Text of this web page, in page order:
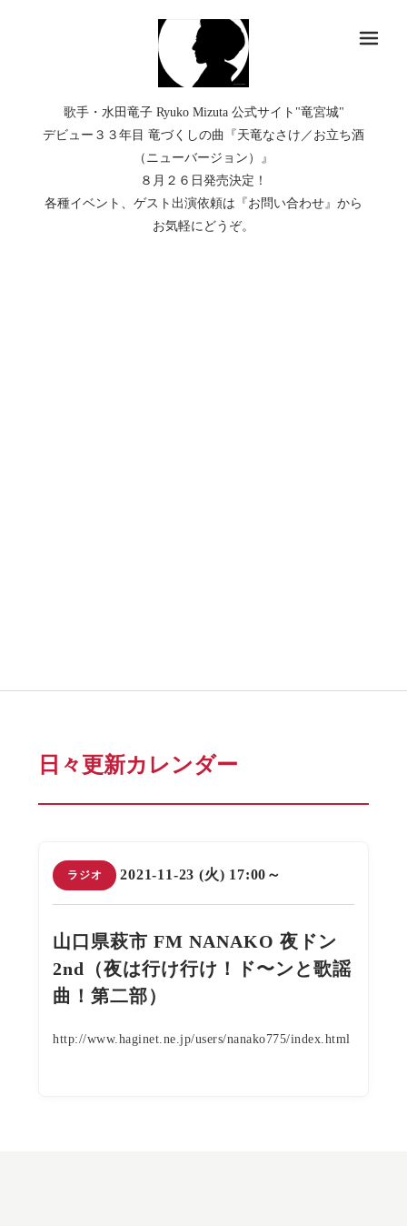
歌手・水田竜子 Ryuko Mizuta 公式サイト"竜宮城"
デビュー３３年目 竜づくしの曲『天竜なさけ／お立ち酒
（ニューバージョン）』
８月２６日発売決定！
各種イベント、ゲスト出演依頼は『お問い合わせ』から
お気軽にどうぞ。
日々更新カレンダー
ラジオ 2021-11-23 (火) 17:00～
山口県萩市 FM NANAKO 夜ドン
2nd（夜は行け行け！ド〜ンと歌謡
曲！第二部）
http://www.haginet.ne.jp/users/nanako775/index.html